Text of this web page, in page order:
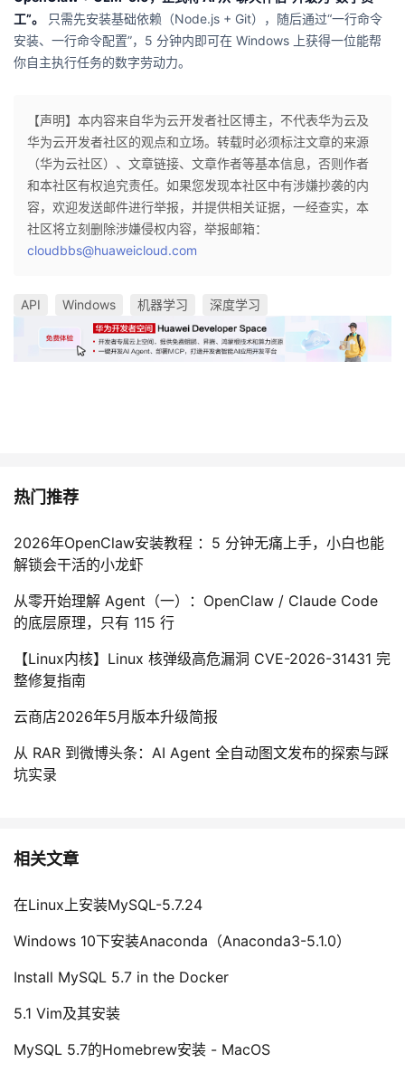
工”。
只需先安装基础依赖（Node.js + Git），随后通过“一行命令
安装、一行命令配置”，5 分钟内即可在 Windows 上获得一位能帮
你自主执行任务的数字劳动力。
【声明】本内容来自华为云开发者社区博主，不代表华为云及
华为云开发者社区的观点和立场。转载时必须标注文章的来源
（华为云社区）、文章链接、文章作者等基本信息，否则作者
和本社区有权追究责任。如果您发现本社区中有涉嫌抄袭的内
容，欢迎发送邮件进行举报，并提供相关证据，一经查实，本
社区将立刻删除涉嫌侵权内容，举报邮箱：
cloudbbs@huaweicloud.com
API Windows 机器学习 深度学习
热门推荐
2026年OpenClaw安装教程 ：5 分钟无痛上手，小白也能
解锁会干活的小龙虾
从零开始理解 Agent（一）：OpenClaw / Claude Code
的底层原理，只有 115 行
【Linux内核】Linux 核弹级高危漏洞 CVE-2026-31431 完
整修复指南
云商店2026年5月版本升级简报
从 RAR 到微博头条：AI Agent 全自动图文发布的探索与踩
坑实录
相关文章
在Linux上安装MySQL-5.7.24
Windows 10下安装Anaconda（Anaconda3-5.1.0）
Install MySQL 5.7 in the Docker
5.1 Vim及其安装
MySQL 5.7的Homebrew安装 - MacOS